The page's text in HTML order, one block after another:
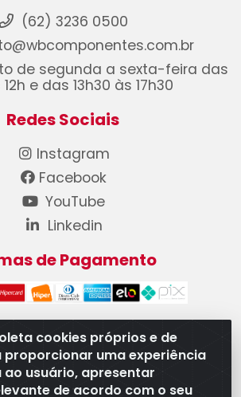
cookies próprios e de
uma experiência
usuário, apresentar
de acordo com o seu
(62) 3236 0500
de segunda a sexta-feira das
e das 13h30 às 17h30
Redes Sociais
Instagram
Facebook
YouTube
Linkedin
de Pagamento
Automotivos LTDA - CNPJ
12 - Rua do Níquel, 667 - Parque
Goiânia/GO - CEP 74375-660